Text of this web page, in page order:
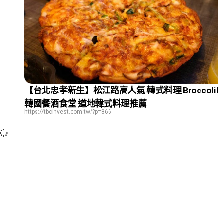
【台北忠孝新生】松江路高人氣 韓式料理
韓國餐酒食堂 道地韓式料理推薦
https://tbcinvest.com.tw/?p=866